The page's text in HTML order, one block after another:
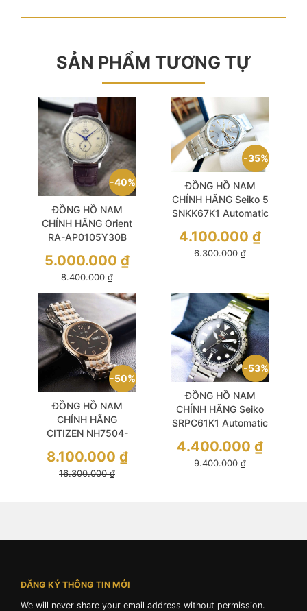
SẢN PHẨM TƯƠNG TỰ
40%
ĐỒNG HỒ NAM
CHÍNH HÃNG Orient
RA-AP0105Y30B
Classic Bambino
Small Seconds Brown
Leather For Men
8.400.000₫
5.000.000 ₫
35%
ĐỒNG HỒ NAM
CHÍNH HÃNG Seiko 5
SNKK67K1 Automatic
Stainless Steel For
Men
6.300.000₫
4.100.000 ₫
50%
ĐỒNG HỒ NAM
CHÍNH HÃNG
CITIZEN NH7504-
Dial Sapphire Demi
Rose Gold Stainless
16.300.000₫
8.100.000 ₫
53%
ĐỒNG HỒ NAM
CHÍNH HÃNG Seiko
SRPC61K1 Automatic
Luminous Hands
Silver Stainless Steel
9.400.000₫
4.400.000 ₫
ĐĂNG KÝ THÔNG TIN MỚI
We will never share your email address without permission.